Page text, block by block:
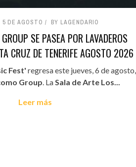
5 DE AGOSTO BY LAGENDARIO
SE PASEA POR LAVADEROS
CRUZ DE TENERIFE AGOSTO 2026
Fest' regresa este jueves, 6 de agosto,
Group . La Sala de Arte Los...
Leer más